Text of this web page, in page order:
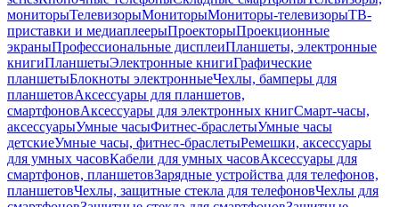
мониторыТелевизорыМониторыМониторы-телевизорыТВ-
приставки и медиаплеерыПроекторыПроекционные
экраныПрофессиональные дисплеиПланшеты, электронные
книгиПланшетыЭлектронные книгиГрафические
планшетыБлокноты электронныеЧехлы, бамперы для
планшетовАксессуары для планшетов,
смартфоновАксессуары для электронных книгСмарт-часы,
аксессуарыУмные часыФитнес-браслетыУмные часы
детскиеУмные часы, фитнес-браслетыРемешки, аксессуары
для умных часовКабели для умных часовАксессуары для
смартфонов, планшетовЗарядные устройства для телефонов,
планшетовЧехлы, защитные стекла для телефоновЧехлы для